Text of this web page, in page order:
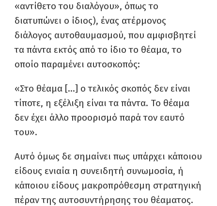
«αντίθετο του διαλόγου», όπως το
διατυπώνει ο ίδιος), ένας ατέρμονος
διάλογος αυτοθαυμασμού, που αμφισβητεί
τα πάντα εκτός από το ίδιο το θέαμα, το
οποίο παραμένει αυτοσκοπός:
«Στο θέαμα […] ο τελικός σκοπός δεν είναι
τίποτε, η εξέλιξη είναι τα πάντα. Το θέαμα
δεν έχει άλλο προορισμό παρά τον εαυτό
του».
Αυτό όμως δε σημαίνει πως υπάρχει κάποιου
είδους ενιαία η συνειδητή συνωμοσία, ή
κάποιου είδους μακροπρόθεσμη στρατηγική
πέραν της αυτοσυντήρησης του θέαματος.